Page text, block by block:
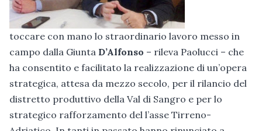
toccare con mano lo straordinario lavoro messo in
campo dalla Giunta D’Alfonso – rileva Paolucci – che
ha consentito e facilitato la realizzazione di un’opera
strategica, attesa da mezzo secolo, per il rilancio del
distretto produttivo della Val di Sangro e per lo
strategico rafforzamento del l’asse Tirreno-